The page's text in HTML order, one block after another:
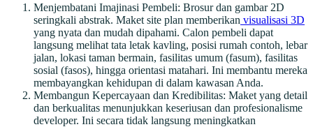
Menjembatani Imajinasi Pembeli: Brosur dan gambar 2D
seringkali abstrak. Maket site plan memberikan visualisasi 3D
yang nyata dan mudah dipahami. Calon pembeli dapat
langsung melihat tata letak kavling, posisi rumah contoh, lebar
jalan, lokasi taman bermain, fasilitas umum (fasum), fasilitas
sosial (fasos), hingga orientasi matahari. Ini membantu mereka
membayangkan kehidupan di dalam kawasan Anda.
Membangun Kepercayaan dan Kredibilitas: Maket yang detail
dan berkualitas menunjukkan keseriusan dan profesionalisme
developer. Ini secara tidak langsung meningkatkan